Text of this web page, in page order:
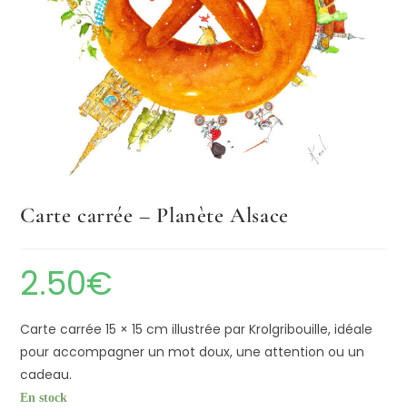
Carte carrée – Planète Alsace
2.50€
Carte carrée 15 × 15 cm illustrée par Krolgribouille, idéale
pour accompagner un mot doux, une attention ou un
cadeau.
En stock